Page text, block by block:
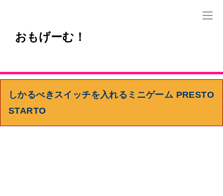
おもげーむ！
しかるべきスイッチを入れるミニゲーム PRESTO
STARTO